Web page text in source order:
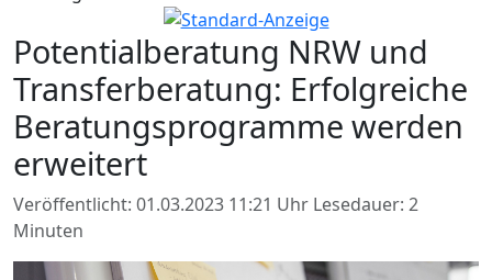
Potentialberatung NRW und
Transferberatung: Erfolgreiche
Beratungsprogramme werden
erweitert
Veröffentlicht: 01.03.2023 11:21 Uhr Lesedauer: 2
Minuten